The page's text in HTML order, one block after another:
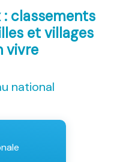
classements
et villages
vivre
national